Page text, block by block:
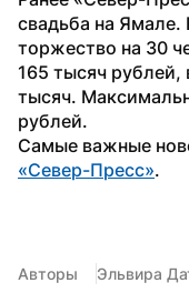
свадьба на Ямале.
торжество на 30
165 тысяч рублей,
тысяч.
рублей.
«Север-Пресс».
Авторы Эльвира